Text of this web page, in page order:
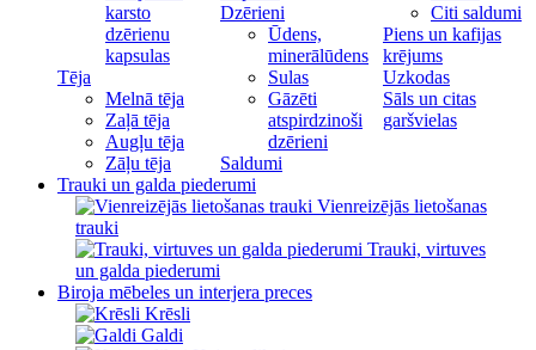
karsto
dzērienu
kapsulas
Tēja
Melnā tēja
Zaļā tēja
Augļu tēja
Zāļu tēja
Dzērieni
Ūdens,
minerālūdens
Sulas
Gāzēti
atspirdzinoši
dzērieni
Saldumi
Citi saldumi
Piens un kafijas
krējums
Uzkodas
Sāls un citas
garšvielas
Trauki un galda piederumi
Vienreizējās lietošanas
trauki
Trauki, virtuves
un galda piederumi
Biroja mēbeles un interjera preces
Krēsli
Galdi